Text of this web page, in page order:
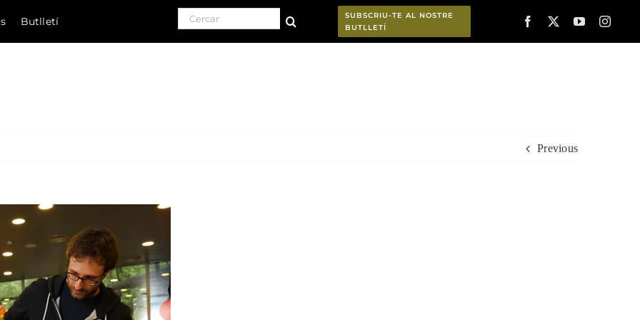
Butlletí Search for:
SUBSCRIU-TE AL NOSTRE
BUTLLETÍ
Previous